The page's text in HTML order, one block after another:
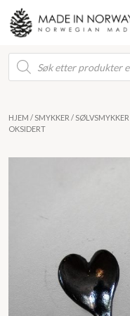
Products
search
HJEM / SMYKKER / SØLVSMYKKER
OKSIDERT